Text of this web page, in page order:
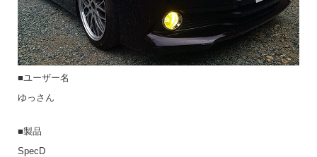
■ユーザー名
ゆっさん
■製品
SpecD